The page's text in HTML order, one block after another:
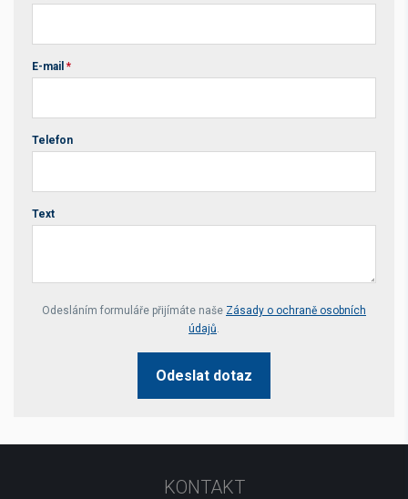
E-mail *
Telefon
Text
Your website *
Odesláním formuláře přijímáte naše Zásady o ochraně osobních
údajů.
Odeslat dotaz
KONTAKT